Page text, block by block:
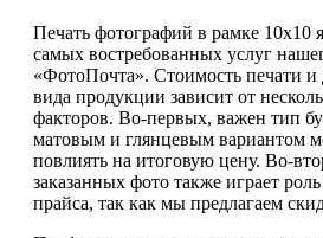
Печать фотографий в рамке 10х10
самых востребованных услуг
«ФотоПочта». Стоимость печати и
вида продукции зависит от
факторов. Во-первых, важен тип
матовым и глянцевым вариантом
повлиять на итоговую цену. Во-
заказанных фото также играет
прайса, так как мы предлагаем